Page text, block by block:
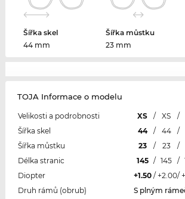
Šířka skel
44 mm
Šířka můstku
23 mm
TOJA Informace o modelu
Velikosti a podrobnosti XS / XS /
Šířka skel
44 / 44 /
Šířka můstku
23 / 23 /
Délka stranic
145 / 145 /
Diopter
+1.50 / +2.00/
Druh rámů (obrub)
S plným